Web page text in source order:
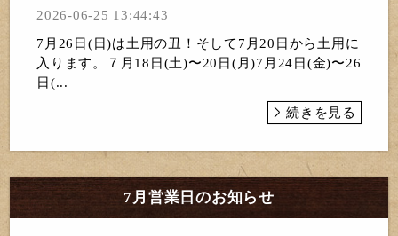
2026-06-25 13:44:43
7月26日(日)は土用の丑！そして7月20日から土用に
入ります。７月18日(土)〜20日(月)7月24日(金)〜26
日(...
続きを見る
7月営業日のお知らせ